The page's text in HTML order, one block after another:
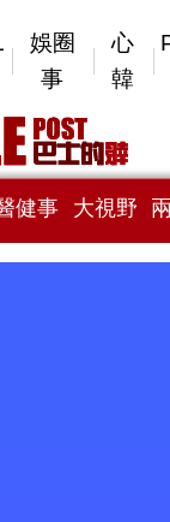
娛圈
事
心
韓
健事 大視野